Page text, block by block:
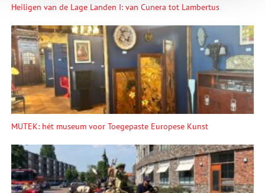
Heiligen van de Lage Landen I: van Cunera tot Lambertus
MUTEK: hét museum voor Toegepaste Europese Kunst